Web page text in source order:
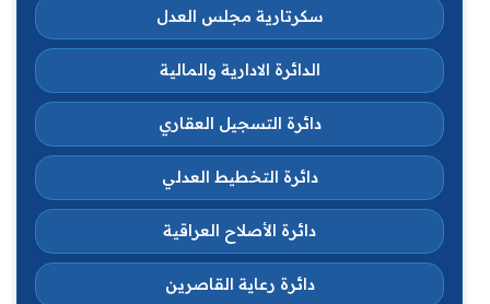
سكرتارية مجلس العدل
الدائرة الادارية والمالية
دائرة التسجيل العقاري
دائرة التخطيط العدلي
دائرة الأصلاح العراقية
دائرة رعاية القاصرين